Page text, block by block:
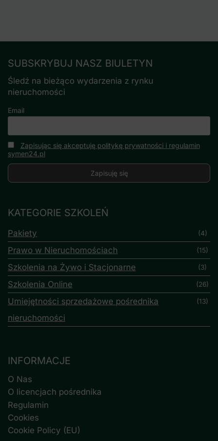
SUBSKRYBUJ NASZ BIULETYN
Śledź na bieżąco wydarzenia z rynku
nieruchomości
Email
Zapisując się akceptuję politykę prywatności i regulamin
symen24.pl
KATEGORIE SZKOLEŃ
Pakiety (4)
Prawo w Nieruchomościach (15)
Szkolenia na Żywo i Stacjonarne (3)
Szkolenia Online (26)
Umiejętności sprzedażowe pośrednika
nieruchomości
(13)
INFORMACJE
O Nas
O licencjach pośrednika
Regulamin
Cookies
Cookie Policy (EU)